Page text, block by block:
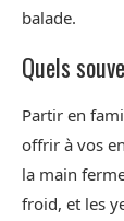
balade.
Quels
Partir en
offrir à vos
la main
froid, et les